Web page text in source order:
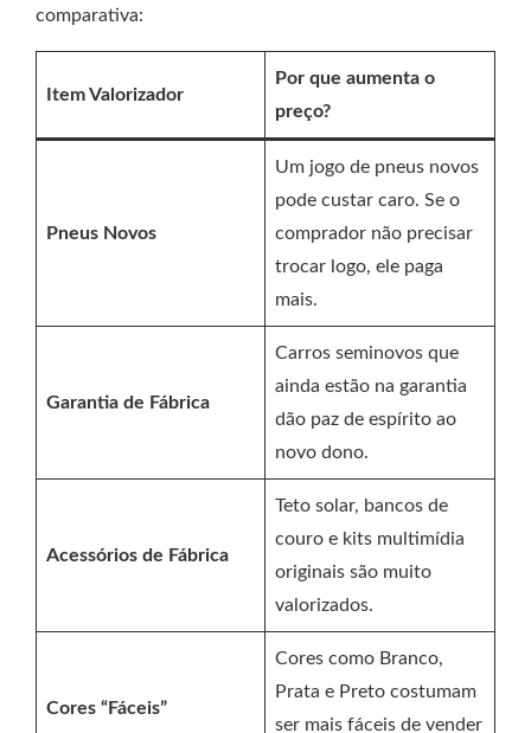
comparativa:
Item Valorizador
Por que aumenta o
preço?
Pneus Novos
Um jogo de pneus novos
pode custar caro. Se o
comprador não precisar
trocar logo, ele paga
mais.
Garantia de Fábrica
Carros seminovos que
ainda estão na garantia
dão paz de espírito ao
novo dono.
Acessórios de Fábrica
Teto solar, bancos de
couro e kits multimídia
originais são muito
valorizados.
Cores “Fáceis”
Cores como Branco,
Prata e Preto costumam
ser mais fáceis de vender